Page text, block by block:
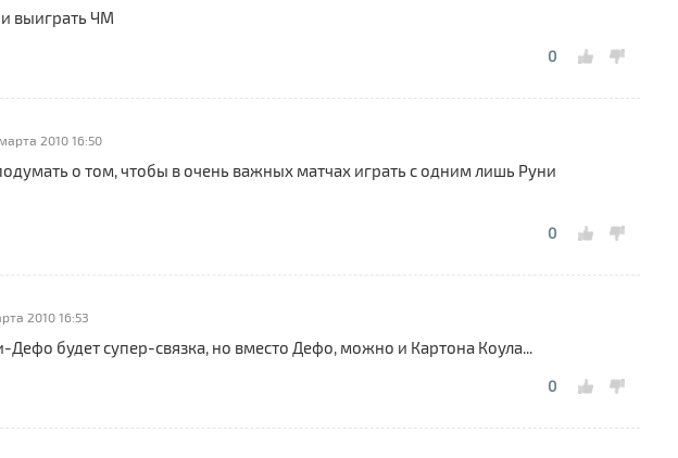
выиграть ЧМ
0
2010 16:50
о том, чтобы в очень важных матчах играть с одним лишь Руни
0
2010 16:53
будет супер-связка, но вместо Дефо, можно и Картона Коула...
0